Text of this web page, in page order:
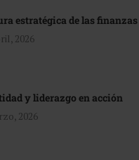
estratégica de las finanzas
2026
y liderazgo en acción
2026